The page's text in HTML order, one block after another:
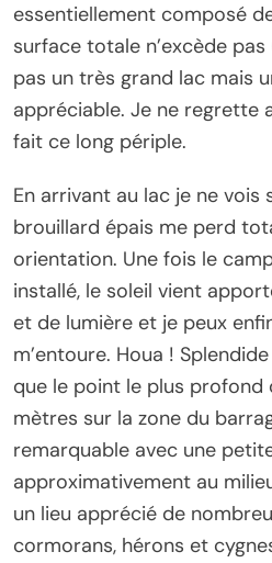
essentiellement composé
surface totale n’excède
pas un très grand lac mais
appréciable. Je ne regrette
fait ce long périple.
En arrivant au lac je ne
brouillard épais me perd
orientation. Une fois le
installé, le soleil vient
et de lumière et je peux
m’entoure. Houa !
que le point le plus profond
mètres sur la zone du
remarquable avec une
approximativement au
un lieu apprécié de
cormorans, hérons et